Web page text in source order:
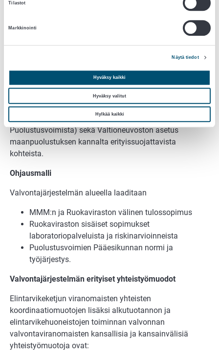
Tilastot
Markkinointi
Näytä tiedot
Hyväksy kaikki
Hyväksy valitut
Hylkää kaikki
Elintarvikevalvonnan keskeinen lainsäädäntö on
noudatetaan lisäksi lakia ja asetusta terveydenhuollon
järjestämisestä Puolustusvoimissa. Maanpuolustuksen
kannalta erityissuojattavien kohteiden osalta
elintarvikevalvonnan toteuttamisessa on huomioitava
liikkumista koskevat kiellot ja rajoitukset (Laki
Puolustusvoimista) sekä Valtioneuvoston asetus
maanpuolustuksen kannalta erityissuojattavista
kohteista.
Ohjausmalli
Valvontajärjestelmän alueella laaditaan
MMM:n ja Ruokaviraston välinen tulossopimus
Ruokaviraston sisäiset sopimukset
laboratoriopalveluista ja riskinarvioinneista
Puolustusvoimien Pääesikunnan normi ja
työjärjestys.
Valvontajärjestelmän erityiset yhteistyömuodot
Elintarvikeketjun viranomaisten yhteisten
koordinaatiomuotojen lisäksi alkutuotannon ja
elintarvikehuoneistojen toiminnan valvonnan
valvontaviranomaisten kansallisia ja kansainvälisiä
yhteistyömuotoja ovat: